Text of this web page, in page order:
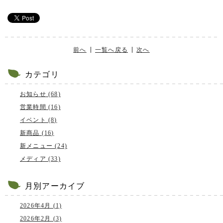
前へ 一覧へ戻る 次へ
カテゴリ
お知らせ (68)
営業時間 (16)
イベント (8)
新商品 (16)
新メニュー (24)
メディア (33)
月別アーカイブ
2026年4月 (1)
2026年2月 (3)